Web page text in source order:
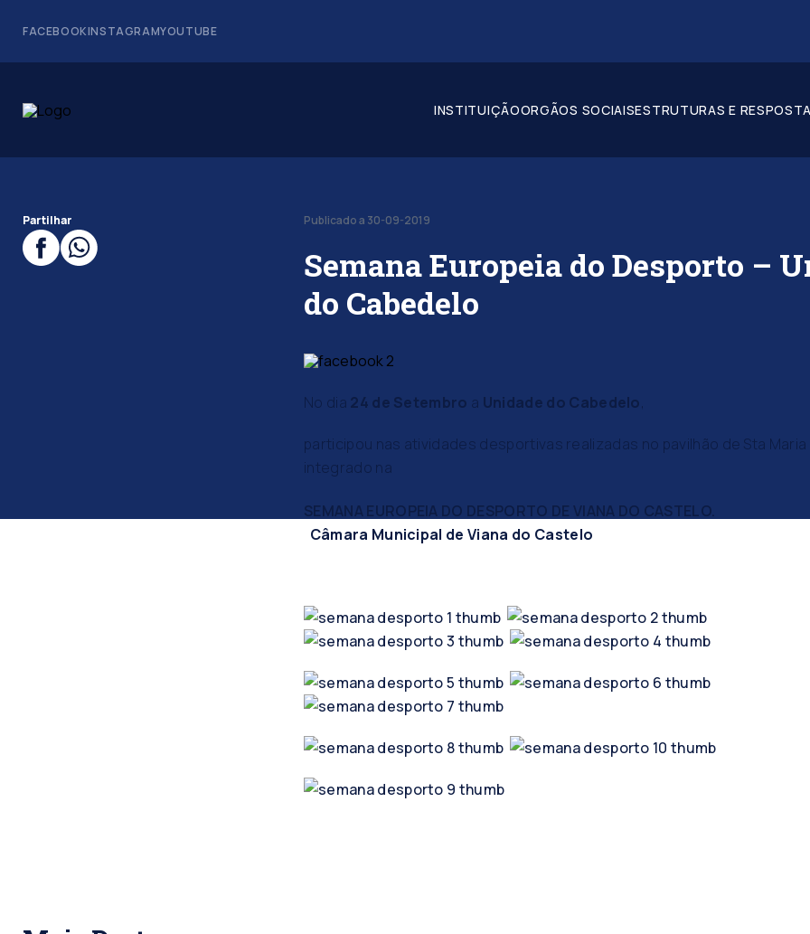
FACEBOOKINSTAGRAMYOUTUBE
INSTITUIÇÃOORGÃOS SOCIAISESTRUTURAS E
Partilhar Publicado a 30-09-2019
Semana Europeia do Desporto –
do Cabedelo
No dia 24 de Setembro a Unidade do Cabedelo,
participou nas atividades desportivas realizadas no pavilhão de Sta Maria
integrado na
SEMANA EUROPEIA DO DESPORTO DE VIANA DO CASTELO.
Câmara Municipal de Viana do Castelo